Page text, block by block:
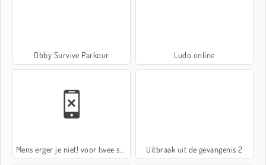
Obby Survive Parkour Ludo online
Mens erger je niet! voor twee spelers Uitbraak uit de gevangenis 2